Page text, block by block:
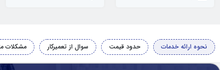
نحوه ارائه خدمات حدود قیمت سوال از تعمیرکار مشکلات